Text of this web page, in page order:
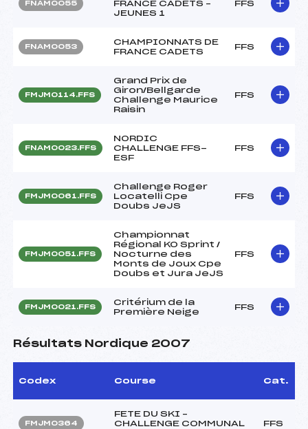
FNAM0055
FRANCE CADETS –
JEUNES 1
FFS
FNAM0053
CHAMPIONNATS DE
FRANCE CADETS
FFS
FMJM0114.FFS
Grand Prix de
Giron/Bellgarde
Challenge Maurice
Raisin
FFS
FNAM0023.FFS
NORDIC
CHALLENGE FFS-
ESF
FFS
FMJM0061.FFS
Challenge Roger
Locatelli Cpe
Doubs JeJS
FFS
FMJM0051.FFS
Championnat
Régional KO Sprint /
Nocturne des
Monts de Joux Cpe
Doubs et Jura JeJS
FFS
FMJM0021.FFS
Critérium de la
Première Neige
FFS
Résultats Nordique 2007
Codex Course Cat.
FMJM0364
FETE DU SKI –
CHALLENGE COMMUNAL
FFS